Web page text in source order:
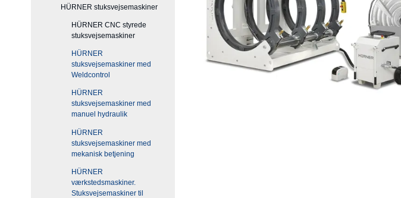
HÜRNER stuksvejsemaskiner
HÜRNER CNC styrede
stuksvejsemaskiner
HÜRNER
stuksvejsemaskiner med
Weldcontrol
HÜRNER
stuksvejsemaskiner med
manuel hydraulik
HÜRNER
stuksvejsemaskiner med
mekanisk betjening
HÜRNER
værkstedsmaskiner.
Stuksvejsemaskiner til